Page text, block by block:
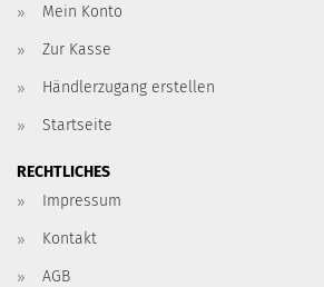
Mein Konto
Zur Kasse
Händlerzugang erstellen
Startseite
RECHTLICHES
Impressum
Kontakt
AGB